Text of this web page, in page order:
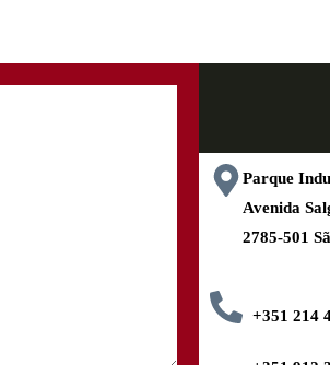
Parque
Avenida
2785-501
+351 214